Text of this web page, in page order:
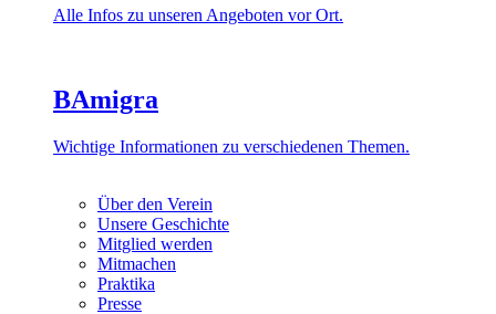
Alle Infos zu unseren Angeboten vor Ort.
BAmigra
Wichtige Informationen zu verschiedenen Themen.
Über den Verein
Unsere Geschichte
Mitglied werden
Mitmachen
Praktika
Presse